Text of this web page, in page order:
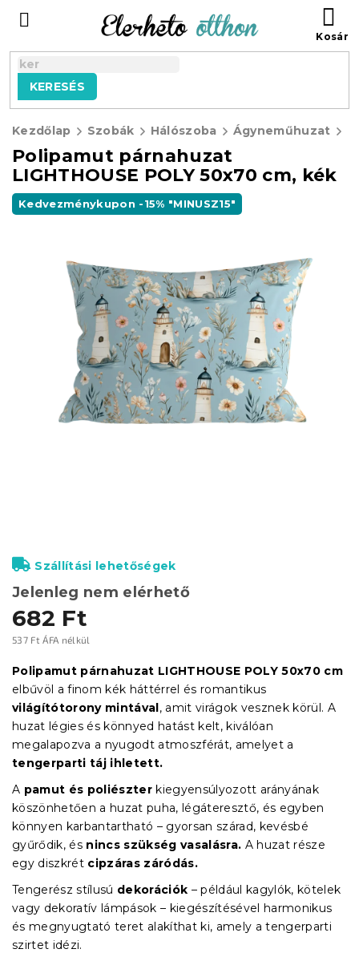
tartalomhoz
KERESÉS
Kezdőlap Szobák Hálószoba Ágyneműhuzat
Polipamut párnahuzat
LIGHTHOUSE POLY 50x70 cm, kék
Kedvezménykupon -15% "MINUSZ15"
682 Ft
537 Ft ÁFA nélkül
Jelenleg nem elérhető
Szállítási lehetőségek
Polipamut párnahuzat LIGHTHOUSE POLY 50x70 cm
elbűvöl a finom kék háttérrel és romantikus
világítótorony mintával, amit virágok vesznek körül. A
huzat légies és könnyed hatást kelt, kiválóan
megalapozva a nyugodt atmoszférát, amelyet a
tengerparti táj ihletett.
A pamut és poliészter kiegyensúlyozott arányának
köszönhetően a huzat puha, légáteresztő, és egyben
könnyen karbantartható – gyorsan szárad, kevésbé
gyűrődik, és nincs szükség vasalásra. A huzat része
egy diszkrét cipzáras záródás.
Tengerész stílusú dekorációk – például kagylók, kötelek
vagy dekoratív lámpások – kiegészítésével harmonikus
és megnyugtató teret alakíthat ki, amely a tengerparti
szirtet idézi.